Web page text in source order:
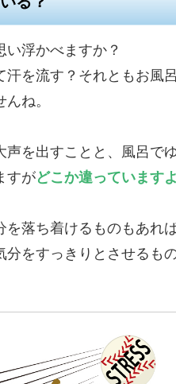
浮かべますか？
を流す？それともお風
ね。
を出すことと、風呂で
すがどこか違っています
落ち着けるものもあれ
をすっきりとさせるも